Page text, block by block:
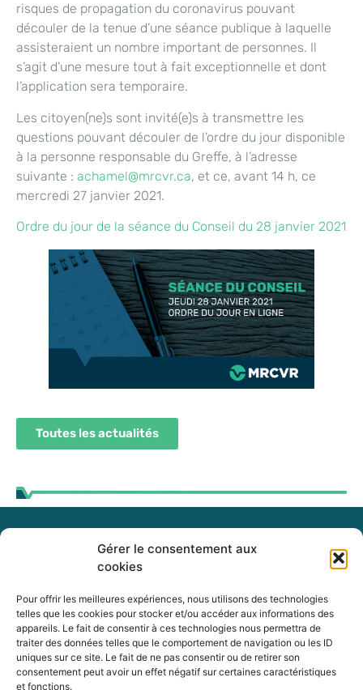
Gérer le consentement aux
cookies
Pour offrir les meilleures expériences, nous utilisons des technologies
telles que les cookies pour stocker et/ou accéder aux informations des
appareils. Le fait de consentir à ces technologies nous permettra de
traiter des données telles que le comportement de navigation ou les ID
uniques sur ce site. Le fait de ne pas consentir ou de retirer son
consentement peut avoir un effet négatif sur certaines caractéristiques
et fonctions.
risques de propagation du coronavirus pouvant
découler de la tenue d’une séance publique à laquelle
assisteraient un nombre important de personnes. Il
s’agit d’une mesure tout à fait exceptionnelle et dont
l’application sera temporaire.
Les citoyen(ne)s sont invité(e)s à transmettre les
questions pouvant découler de l’ordre du jour disponible
à la personne responsable du Greffe, à l’adresse
suivante : achamel@mrcvr.ca, et ce, avant 14 h, ce
mercredi 27 janvier 2021.
Ordre du jour de la séance du Conseil du 28 janvier 2021
Toutes les actualités
255, boul. Laurier, bureau 100
McMasterville (Québec)
J3G 0B7
Intranet